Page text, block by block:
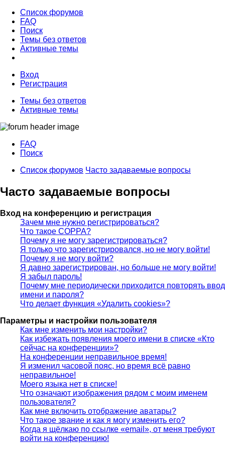
Список форумов
FAQ
Поиск
Темы без ответов
Активные темы
Вход
Регистрация
Темы без ответов
Активные темы
FAQ
Поиск
Список форумов Часто задаваемые вопросы
Часто задаваемые вопросы
Вход на конференцию и регистрация
Зачем мне нужно регистрироваться?
Что такое COPPA?
Почему я не могу зарегистрироваться?
Я только что зарегистрировался, но не могу войти!
Почему я не могу войти?
Я давно зарегистрирован, но больше не могу войти!
Я забыл пароль!
Почему мне периодически приходится повторять ввод
имени и пароля?
Что делает функция «Удалить cookies»?
Параметры и настройки пользователя
Как мне изменить мои настройки?
Как избежать появления моего имени в списке «Кто
сейчас на конференции»?
На конференции неправильное время!
Я изменил часовой пояс, но время всё равно
неправильное!
Моего языка нет в списке!
Что означают изображения рядом с моим именем
пользователя?
Как мне включить отображение аватары?
Что такое звание и как я могу изменить его?
Когда я щёлкаю по ссылке «email», от меня требуют
войти на конференцию!